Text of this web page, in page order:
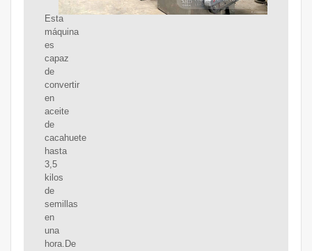
Esta
máquina
es
capaz
de
convertir
en
aceite
de
cacahuete
hasta
3,5
kilos
de
semillas
en
una
hora.De